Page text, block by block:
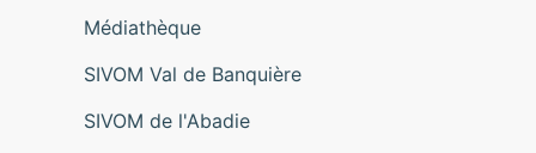
Médiathèque
SIVOM Val de Banquière
SIVOM de l'Abadie